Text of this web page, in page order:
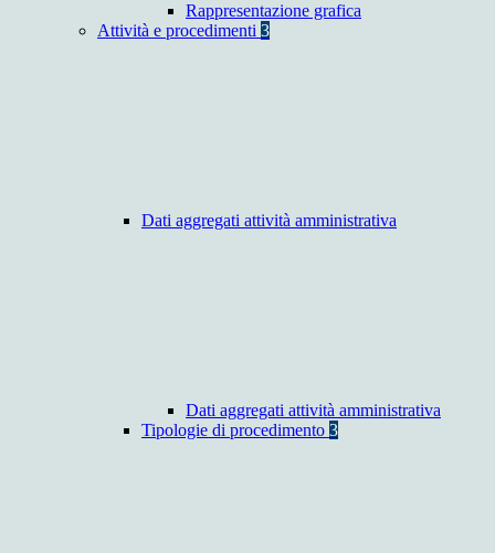
Rappresentazione grafica
Attività e procedimenti 3
Dati aggregati attività amministrativa
Dati aggregati attività amministrativa
Tipologie di procedimento 3